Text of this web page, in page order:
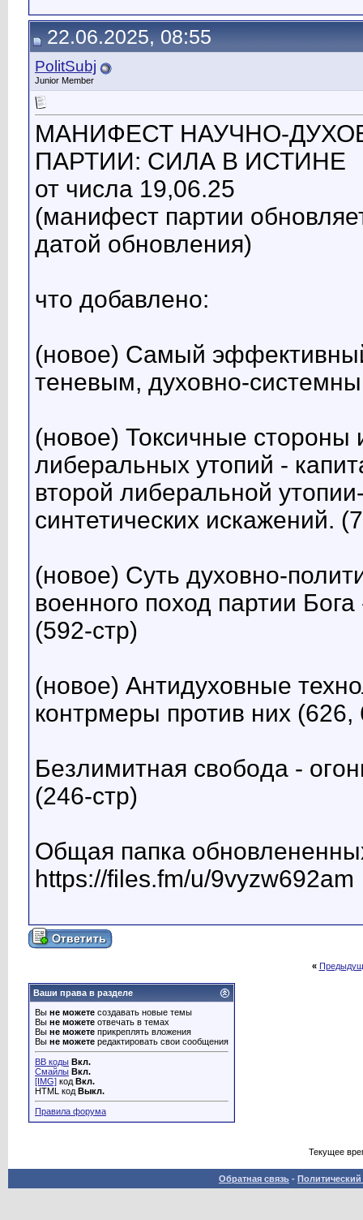
22.06.2025, 08:55
PolitSubj
Junior Member
МАНИФЕСТ НАУЧНО-
ПАРТИИ: СИЛА В ИСТИНЕ
от числа 19,06.25
(манифест партии
датой обновления)
что добавлено:
(новое) Самый
теневым, духовно-
(новое) Токсичные стороны
либеральных утопий -
второй либеральной
синтетических искажений.
(новое) Суть духовно-
военного поход партии
(592-стр)
(новое) Антидуховные
контрмеры против ниx (626,
Бeзлимитнaя свoбoда -
(246-cтp)
Общая папка
https://files.fm/u/9vyzw692am
«
Ваши права в разделе
Вы не можете создавать новые темы
Вы не можете отвечать в темах
Вы не можете прикреплять вложения
Вы не можете редактировать свои сообщения
BB коды Вкл.
Смайлы Вкл.
[IMG] код Вкл.
HTML код Выкл.
Правила форума
Текущее
Обратная связь -